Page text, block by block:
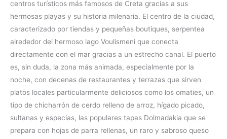
centros turísticos más famosos de Creta gracias a sus
hermosas playas y su historia milenaria. El centro de la ciudad,
caracterizado por tiendas y pequeñas boutiques, serpentea
alrededor del hermoso lago Voulismeni que conecta
directamente con el mar gracias a un estrecho canal. El puerto
es, sin duda, la zona más animada, especialmente por la
noche, con decenas de restaurantes y terrazas que sirven
platos locales particularmente deliciosos como los omaties, un
tipo de chicharrón de cerdo relleno de arroz, hígado picado,
sultanas y especias, las populares tapas Dolmadakia que se
prepara con hojas de parra rellenas, un raro y sabroso queso